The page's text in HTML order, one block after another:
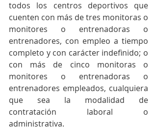
todos los centros deportivos que
cuenten con más de tres monitoras o
monitores o entrenadoras o
entrenadores, con empleo a tiempo
completo y con carácter indefinido; o
con más de cinco monitoras o
monitores o entrenadoras o
entrenadores empleados, cualquiera
que sea la modalidad de
contratación laboral o
administrativa.